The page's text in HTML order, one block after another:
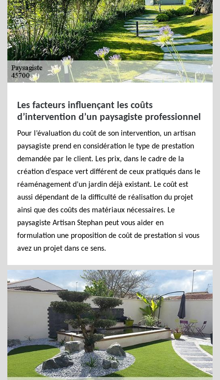
Les facteurs influençant les coûts
d’intervention d’un paysagiste professionnel
Pour l’évaluation du coût de son intervention, un artisan
paysagiste prend en considération le type de prestation
demandée par le client. Les prix, dans le cadre de la
création d’espace vert différent de ceux pratiqués dans le
réaménagement d’un jardin déjà existant. Le coût est
aussi dépendant de la difficulté de réalisation du projet
ainsi que des coûts des matériaux nécessaires. Le
paysagiste Artisan Stephan peut vous aider en
formulation une proposition de coût de prestation si vous
avez un projet dans ce sens.